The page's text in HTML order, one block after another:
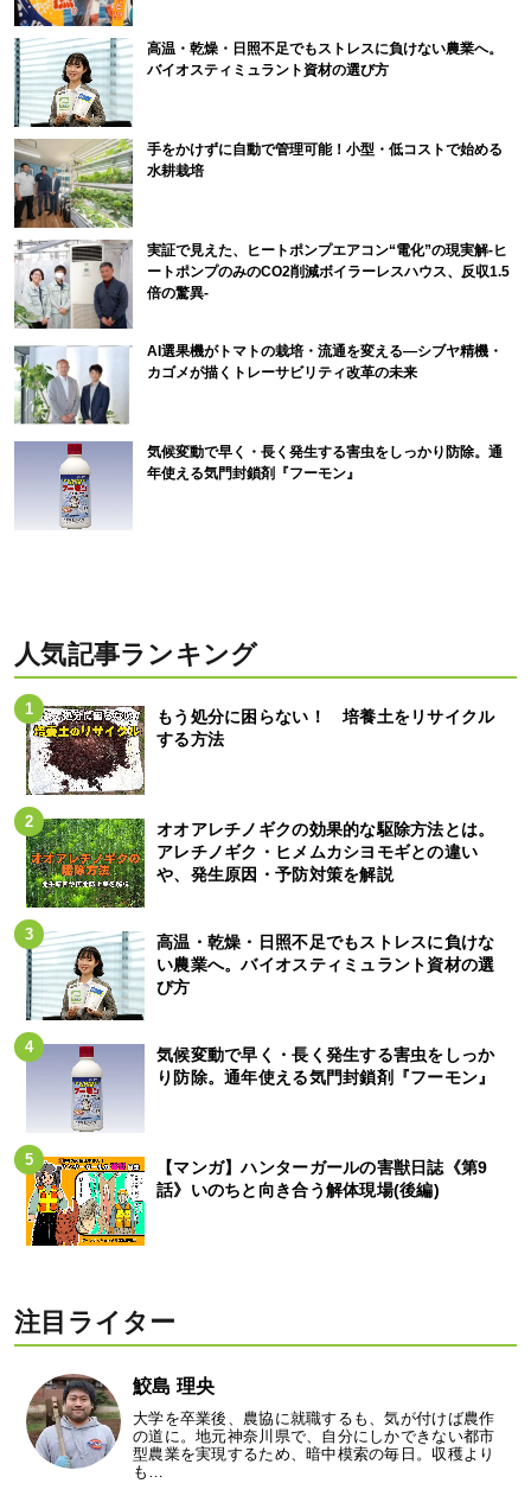
高温・乾燥・日照不足でもストレスに負けない農業へ。
バイオスティミュラント資材の選び方
手をかけずに自動で管理可能！小型・低コストで始める
水耕栽培
実証で見えた、ヒートポンプエアコン“電化”の現実解-ヒ
ートポンプのみのCO2削減ボイラーレスハウス、反収1.5
倍の驚異-
AI選果機がトマトの栽培・流通を変える―シブヤ精機・
カゴメが描くトレーサビリティ改革の未来
気候変動で早く・長く発生する害虫をしっかり防除。通
年使える気門封鎖剤『フーモン』
人気記事ランキング
もう処分に困らない！ 培養土をリサイクル
する方法
オオアレチノギクの効果的な駆除方法とは。
アレチノギク・ヒメムカシヨモギとの違い
や、発生原因・予防対策を解説
高温・乾燥・日照不足でもストレスに負けな
い農業へ。バイオスティミュラント資材の選
び方
気候変動で早く・長く発生する害虫をしっか
り防除。通年使える気門封鎖剤『フーモン』
【マンガ】ハンターガールの害獣日誌《第9
話》いのちと向き合う解体現場(後編)
注目ライター
鮫島 理央
大学を卒業後、農協に就職するも、気が付けば農作
の道に。地元神奈川県で、自分にしかできない都市
型農業を実現するため、暗中模索の毎日。収穫より
も…